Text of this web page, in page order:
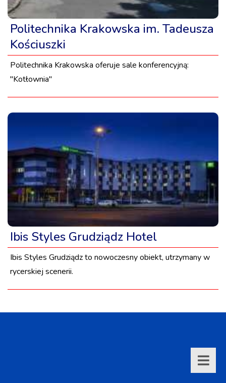
Politechnika Krakowska im. Tadeusza
Kościuszki
Politechnika Krakowska oferuje sale konferencyjną:
"Kotłownia"
Ibis Styles Grudziądz Hotel
Ibis Styles Grudziądz to nowoczesny obiekt, utrzymany w
rycerskiej scenerii.